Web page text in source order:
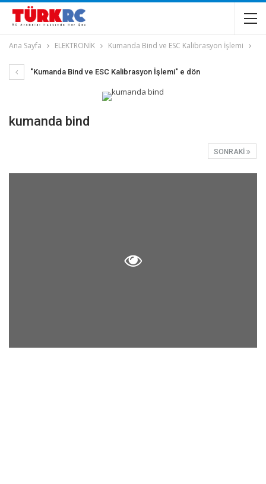
Ana Sayfa ELEKTRONİK Kumanda Bind ve ESC Kalibrasyon İşlemi
"Kumanda Bind ve ESC Kalibrasyon İşlemi" e dön
kumanda bind
SONRAKI